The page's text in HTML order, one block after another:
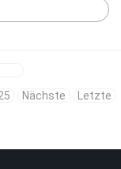
Nächste Letzte